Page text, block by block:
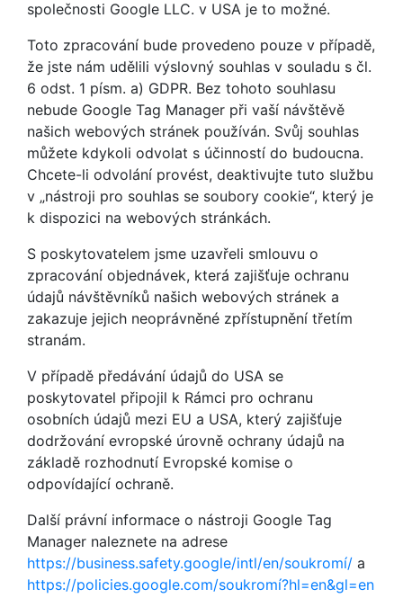
společnosti Google LLC. v USA je to možné.
Toto zpracování bude provedeno pouze v případě,
že jste nám udělili výslovný souhlas v souladu s čl.
6 odst. 1 písm. a) GDPR. Bez tohoto souhlasu
nebude Google Tag Manager při vaší návštěvě
našich webových stránek používán. Svůj souhlas
můžete kdykoli odvolat s účinností do budoucna.
Chcete-li odvolání provést, deaktivujte tuto službu
v „nástroji pro souhlas se soubory cookie“, který je
k dispozici na webových stránkách.
S poskytovatelem jsme uzavřeli smlouvu o
zpracování objednávek, která zajišťuje ochranu
údajů návštěvníků našich webových stránek a
zakazuje jejich neoprávněné zpřístupnění třetím
stranám.
V případě předávání údajů do USA se
poskytovatel připojil k Rámci pro ochranu
osobních údajů mezi EU a USA, který zajišťuje
dodržování evropské úrovně ochrany údajů na
základě rozhodnutí Evropské komise o
odpovídající ochraně.
Další právní informace o nástroji Google Tag
Manager naleznete na adrese
https://business.safety.google/intl/en/soukromí/ a
https://policies.google.com/soukromí?hl=en&gl=en